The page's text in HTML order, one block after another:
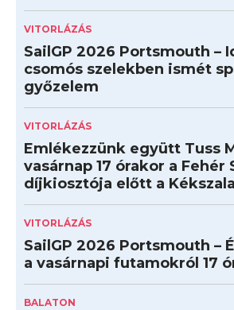
VITORLÁZÁS
SailGP 2026 Portsmouth –
csomós szelekben ismét
győzelem
VITORLÁZÁS
Emlékezzünk együtt Tuss
vasárnap 17 órakor a Fehér
díjkiosztója előtt a
VITORLÁZÁS
SailGP 2026 Portsmouth –
a vasárnapi futamokról 17
BALATON